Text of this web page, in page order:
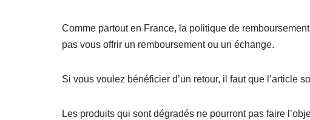
Comme partout en France, la politique de
pas vous offrir un remboursement ou un échange.
Si vous voulez bénéficier d’un retour, il faut que l’article
Les produits qui sont dégradés ne pourront pas faire